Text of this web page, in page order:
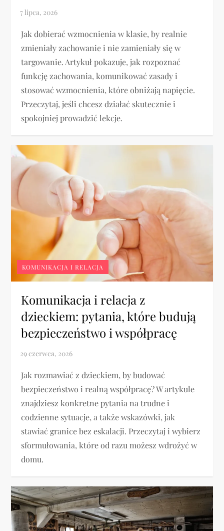
Jak dobierać wzmocnienia w klasie, by realnie
zmieniały zachowanie i nie zamieniały się w
targowanie. Artykuł pokazuje, jak rozpoznać
funkcję zachowania, komunikować zasady i
stosować wzmocnienia, które obniżają napięcie.
Przeczytaj, jeśli chcesz działać skutecznie i
spokojniej prowadzić lekcje.
KOMUNIKACJA I RELACJA
Komunikacja i relacja z
dzieckiem: pytania, które budują
bezpieczeństwo i współpracę
Jak rozmawiać z dzieckiem, by budować
bezpieczeństwo i realną współpracę? W artykule
znajdziesz konkretne pytania na trudne i
codzienne sytuacje, a także wskazówki, jak
stawiać granice bez eskalacji. Przeczytaj i wybierz
sformułowania, które od razu możesz wdrożyć w
domu.